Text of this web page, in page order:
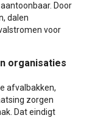
Door
dalen
voor
organisaties
afvalbakken,
zorgen
Dat eindigt